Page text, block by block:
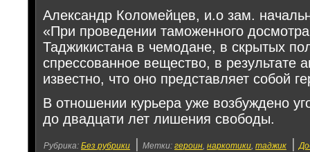
Александр Коломейцев, и.о зам.
«При проведении таможенного
Таджикистана в чемодане, в скрытых
спрессованное вещество, в результате
известно, что оно представляет собой
В отношении курьера уже возбуждено
до двадцати лет лишения свободы.
Рубрика: Без рубрики Метки: героин, наркотики, таджик